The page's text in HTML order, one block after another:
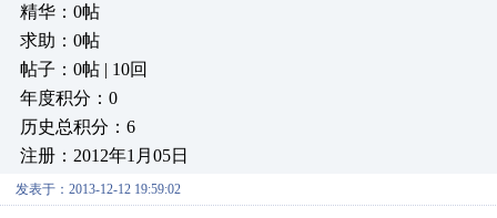
精华：0帖
求助：0帖
帖子：0帖 | 10回
年度积分：0
历史总积分：6
注册：2012年1月05日
发表于：2013-12-12 19:59:02